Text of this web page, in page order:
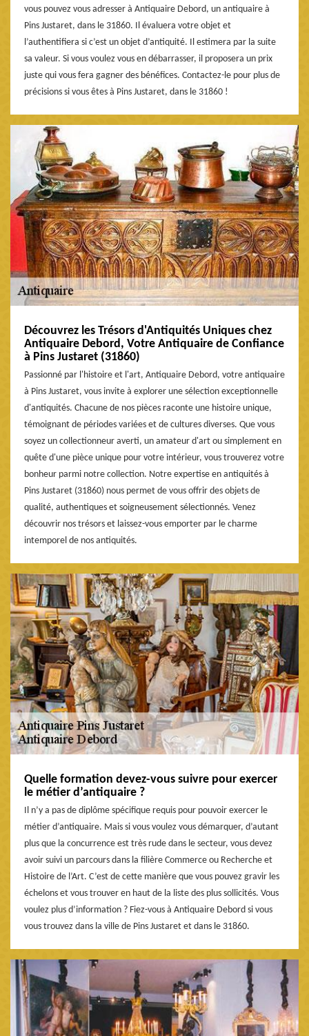
vous pouvez vous adresser à Antiquaire Debord, un antiquaire à
Pins Justaret, dans le 31860. Il évaluera votre objet et
l’authentifiera si c’est un objet d’antiquité. Il estimera par la suite
sa valeur. Si vous voulez vous en débarrasser, il proposera un prix
juste qui vous fera gagner des bénéfices. Contactez-le pour plus de
précisions si vous êtes à Pins Justaret, dans le 31860 !
Découvrez les Trésors d'Antiquités Uniques chez
Antiquaire Debord, Votre Antiquaire de Confiance
à Pins Justaret (31860)
Passionné par l'histoire et l'art, Antiquaire Debord, votre antiquaire
à Pins Justaret, vous invite à explorer une sélection exceptionnelle
d'antiquités. Chacune de nos pièces raconte une histoire unique,
témoignant de périodes variées et de cultures diverses. Que vous
soyez un collectionneur averti, un amateur d'art ou simplement en
quête d'une pièce unique pour votre intérieur, vous trouverez votre
bonheur parmi notre collection. Notre expertise en antiquités à
Pins Justaret (31860) nous permet de vous offrir des objets de
qualité, authentiques et soigneusement sélectionnés. Venez
découvrir nos trésors et laissez-vous emporter par le charme
intemporel de nos antiquités.
Quelle formation devez-vous suivre pour exercer
le métier d’antiquaire ?
Il n’y a pas de diplôme spécifique requis pour pouvoir exercer le
métier d’antiquaire. Mais si vous voulez vous démarquer, d’autant
plus que la concurrence est très rude dans le secteur, vous devez
avoir suivi un parcours dans la filière Commerce ou Recherche et
Histoire de l’Art. C’est de cette manière que vous pouvez gravir les
échelons et vous trouver en haut de la liste des plus sollicités. Vous
voulez plus d’information ? Fiez-vous à Antiquaire Debord si vous
vous trouvez dans la ville de Pins Justaret et dans le 31860.